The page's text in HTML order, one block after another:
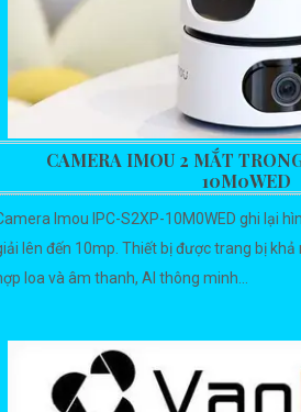
CAMERA IMOU 2 MẮT
10M0WED
Imou IPC-S2XP-10M0WED ghi lại
lên đến 10mp. Thiết bị được trang bị
loa và âm thanh, AI thông minh...